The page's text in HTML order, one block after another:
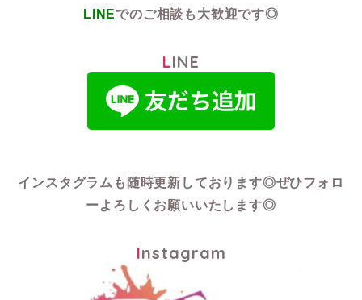
LINEでのご相談も大歓迎です◎
LINE
インスタグラムも随時更新しております◎ぜひフォロ
ーよろしくお願いいたします◎
Instagram